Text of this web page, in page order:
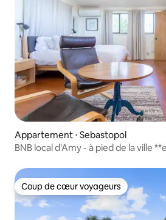
Appartement ⋅ Sebastopol
BNB local d'Amy - à pied de la ville
Coup de cœur voyageurs
Coup de cœur voyageurs